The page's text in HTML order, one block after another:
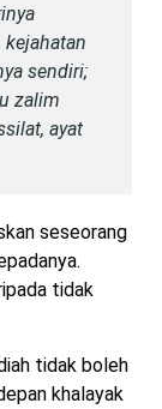
sendiri;
zalim
ayat
seseorang
tidak
tidak boleh
khalayak